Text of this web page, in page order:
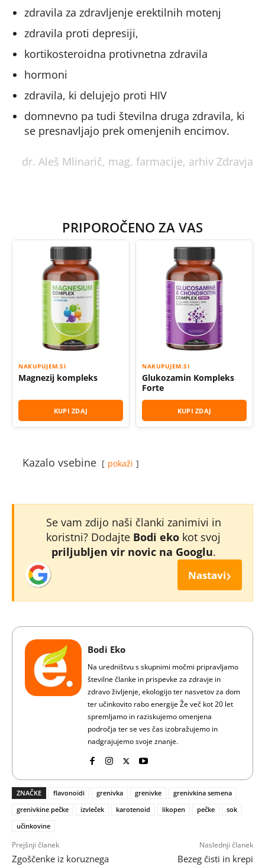
zdravila za zdravljenje erektilnih motenj
zdravila proti depresiji,
kortikosteroidna protivnetna zdravila
hormoni
zdravila, ki delujejo proti HIV
domnevno pa tudi številna druga zdravila, ki
se presnavljajo prek omenjenih encimov.
dr. Aleš Mlinarič, mag. farmacije, arhiv Zdravja
PRIPOROČENO ZA VAS
NAKUPUJEM.SI
Magnezij kompleks
KUPI ZDAJ
NAKUPUJEM.SI
Glukozamin Kompleks
Forte
KUPI ZDAJ
Kazalo vsebine pokaži
Se vam zdijo naši članki zanimivi in
koristni? Dodajte Bodi eko kot svoj
priljubljen vir novic na Googlu.
Nastavi›
Bodi Eko
Na uredništvu s skupnimi močmi pripravljamo
številne članke in prispevke za zdravje in
zdravo življenje, ekologijo ter nasvetov za dom
ter učinkovito rabo energije Že več kot 20 let
spremljamo in raziskujemo omenjena
področja ter se ves čas izobražujemo in
nadgrajujemo svoje znanje.
ZNAČKE flavonoidi grenivka grenivke
grenivkina semena
grenivkine pečke
izvleček karotenoid likopen pečke
sok
učinkovine
Prejšnji članek
Zgoščenke iz koruznega
Naslednji članek
Bezeg čisti in krepi